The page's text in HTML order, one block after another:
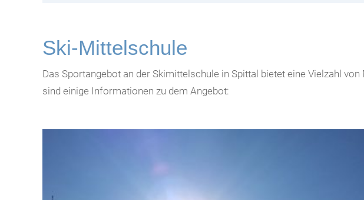
Ski-Mittelschule
Das Sportangebot an der Skimittelschule in Spittal bietet eine Vielzahl
sind einige Informationen zu dem Angebot: